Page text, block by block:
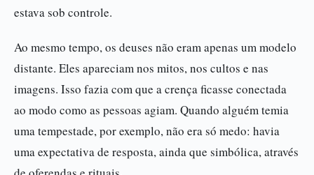
estava sob controle.
Ao mesmo tempo, os deuses não eram apenas um modelo
distante. Eles apareciam nos mitos, nos cultos e nas
imagens. Isso fazia com que a crença ficasse conectada
ao modo como as pessoas agiam. Quando alguém temia
uma tempestade, por exemplo, não era só medo: havia
uma expectativa de resposta, ainda que simbólica, através